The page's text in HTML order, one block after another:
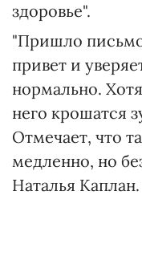
здоровье".
"Пришло
привет и
нормально.
него крошатся
Отмечает, что
медленно, но
Наталья Каплан.